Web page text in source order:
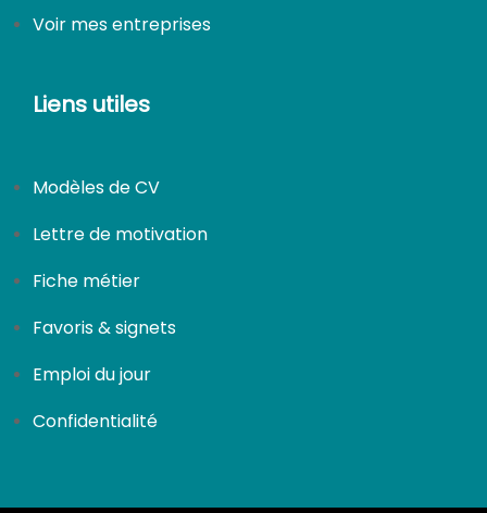
Voir mes entreprises
Liens utiles
Modèles de CV
Lettre de motivation
Fiche métier
Favoris & signets
Emploi du jour
Confidentialité